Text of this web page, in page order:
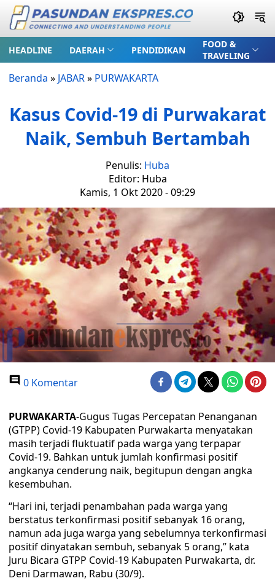
HEADLINE DAERAH PENDIDIKAN
FOOD &
TRAVELING
Beranda » JABAR» PURWAKARTA
Kasus Covid-19 di Purwakarat
Naik, Sembuh Bertambah
Penulis: Huba
Editor: Huba
Kamis, 1 Okt 2020 - 09:29
0 Komentar
PURWAKARTA-Gugus Tugas Percepatan Penanganan
(GTPP) Covid-19 Kabupaten Purwakarta menyatakan
masih terjadi fluktuatif pada warga yang terpapar
Covid-19. Bahkan untuk jumlah konfirmasi positif
angkanya cenderung naik, begitupun dengan angka
kesembuhan.
“Hari ini, terjadi penambahan pada warga yang
berstatus terkonfirmasi positif sebanyak 16 orang,
namun ada juga warga yang sebelumnya terkonfirmasi
positif dinyatakan sembuh, sebanyak 5 orang,” kata
Juru Bicara GTPP Covid-19 Kabupaten Purwakarta, dr.
Deni Darmawan, Rabu (30/9).